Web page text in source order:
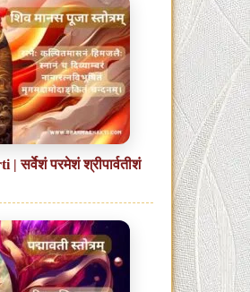
सर्वेशं परमेशं श्रीपार्वतीशं